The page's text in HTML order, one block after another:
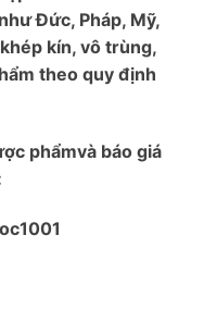
Đức, Pháp, Mỹ,
kín, vô trùng,
theo quy định
phẩmvà báo giá